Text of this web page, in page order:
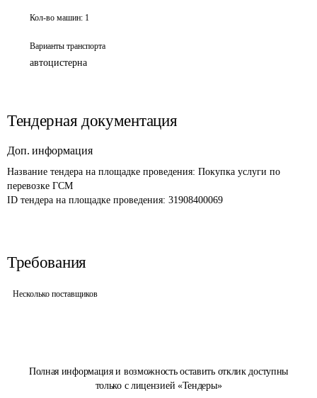
Полная информация и возможность оставить отклик доступны
только с лицензией «Тендеры»
Кол-во машин: 1
Варианты транспорта
автоцистерна
Тендерная документация
Доп. информация
Название тендера на площадке проведения: Покупка услуги по
перевозке ГСМ
ID тендера на площадке проведения: 31908400069
Требования
Несколько поставщиков